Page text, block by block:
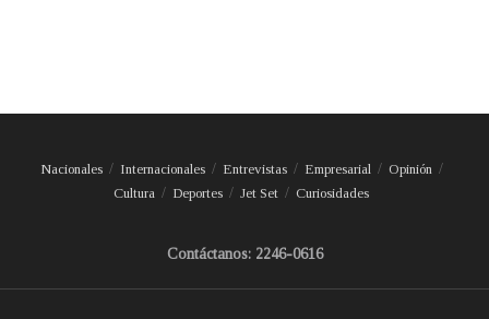
Nacionales Internacionales Entrevistas Empresarial
Opinión
Cultura
Deportes Jet Set Curiosidades
Contáctanos: 2246-0616